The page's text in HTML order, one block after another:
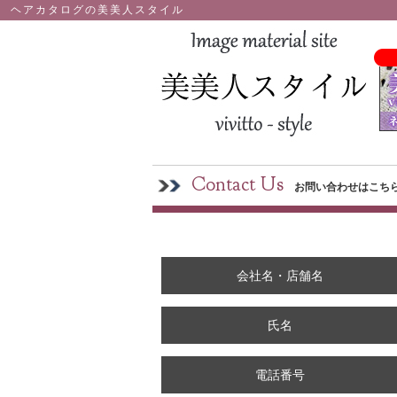
ヘアカタログの美美人スタイル
Contact Us お問い合わせはこち
会社名・店舗名
氏名
電話番号